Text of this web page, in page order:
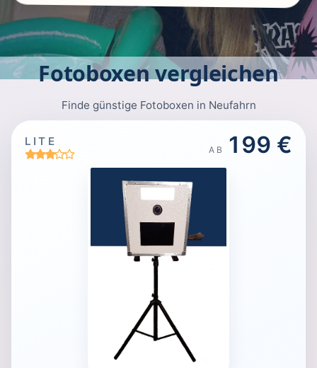
Fotoboxen vergleichen
Finde günstige Fotoboxen in Neufahrn
LITE
AB 199 €